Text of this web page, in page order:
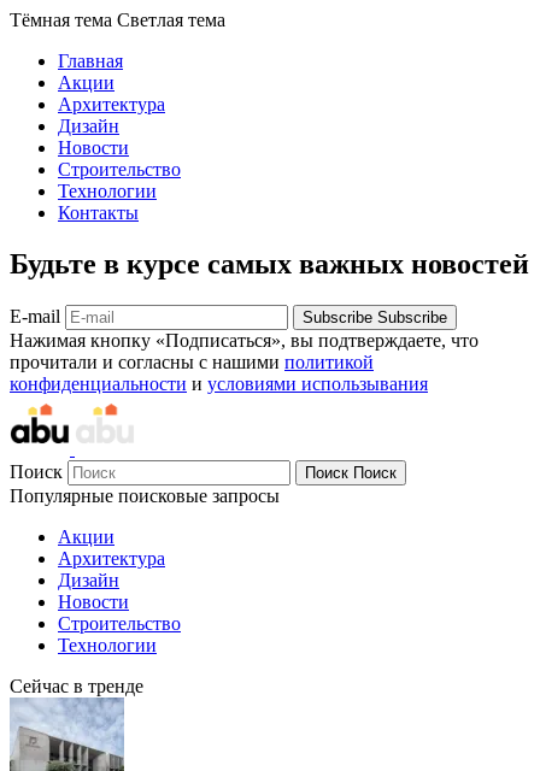
Тёмная тема Светлая тема
Главная
Акции
Архитектура
Дизайн
Новости
Строительство
Технологии
Контакты
Будьте в курсе самых важных новостей
E-mail Subscribe Subscribe
Нажимая кнопку «Подписаться», вы подтверждаете, что
прочитали и согласны с нашими политикой
конфиденциальности и условиями использывания
Поиск Поиск Поиск
Популярные поисковые запросы
Акции
Архитектура
Дизайн
Новости
Строительство
Технологии
Сейчас в тренде